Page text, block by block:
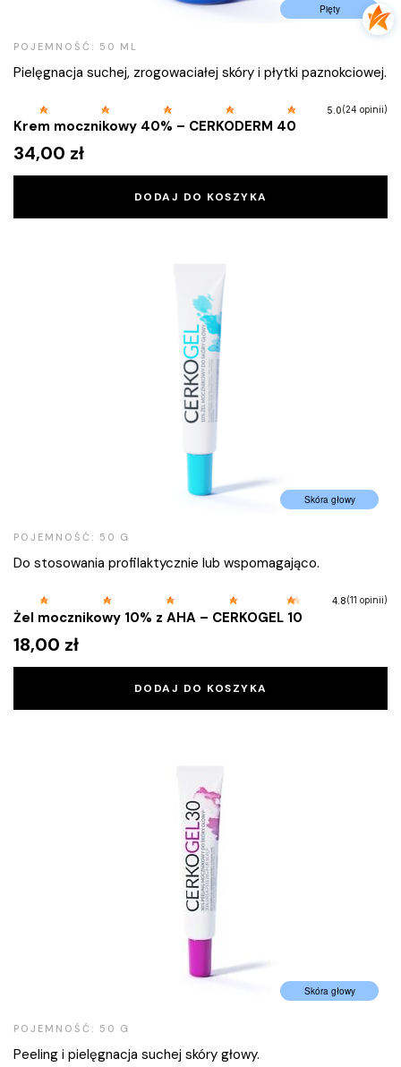
Pięty
Krem mocznikowy 40% – CERKODERM 40
POJEMNOŚĆ: 50 ML
Pielęgnacja suchej, zrogowaciałej skóry i płytki paznokciowej.
34,00 zł
5.0(24 opinii)
DODAJ DO KOSZYKA
Skóra głowy
Żel mocznikowy 10% z AHA – CERKOGEL 10
POJEMNOŚĆ: 50 G
Do stosowania profilaktycznie lub wspomagająco.
18,00 zł
4.8(11 opinii)
DODAJ DO KOSZYKA
Skóra głowy
POJEMNOŚĆ: 50 G
Peeling i pielęgnacja suchej skóry głowy.